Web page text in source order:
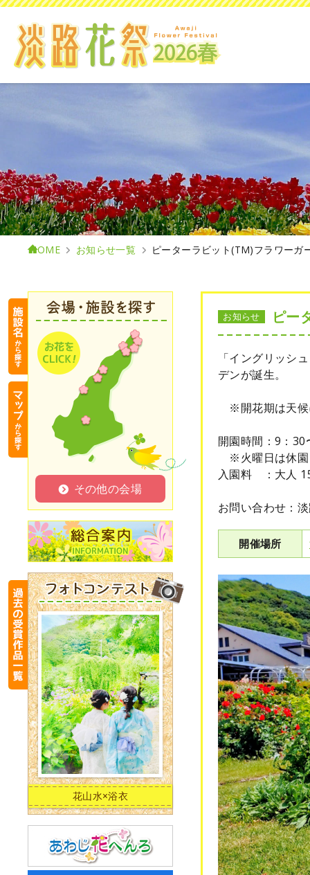
HOME お知らせ一覧 ピーターラビット(TM)フラワーガ
その他の会場
花山水×浴衣
お知らせ ピー
「イングリッシ
デンが誕生。
※開花期は天候
開園時間：9：30
※火曜日は休園
入園料 ：大人
お問い合わせ：
開催場所